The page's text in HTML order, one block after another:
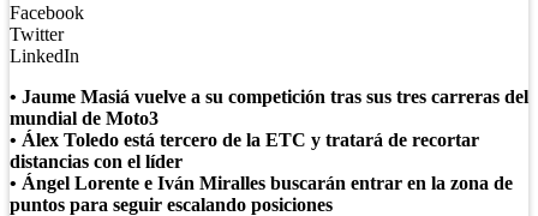
Facebook
Twitter
LinkedIn
• Jaume Masiá vuelve a su competición tras sus tres carreras del
mundial de Moto3
• Álex Toledo está tercero de la ETC y tratará de recortar
distancias con el líder
• Ángel Lorente e Iván Miralles buscarán entrar en la zona de
puntos para seguir escalando posiciones